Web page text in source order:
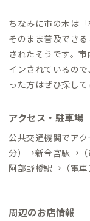
ちなみに市の木は
そのまま普及でき
されたそうです。
インされているの
った方はぜひ探して
アクセス・駐車場
公共交通機関でア
分）→新今宮駅→
阿部野橋駅→（電
大阪阿部野橋駅→
着 自動車でアクセスする場合 ▼関西空港から →（高速道40
周辺のお店情報